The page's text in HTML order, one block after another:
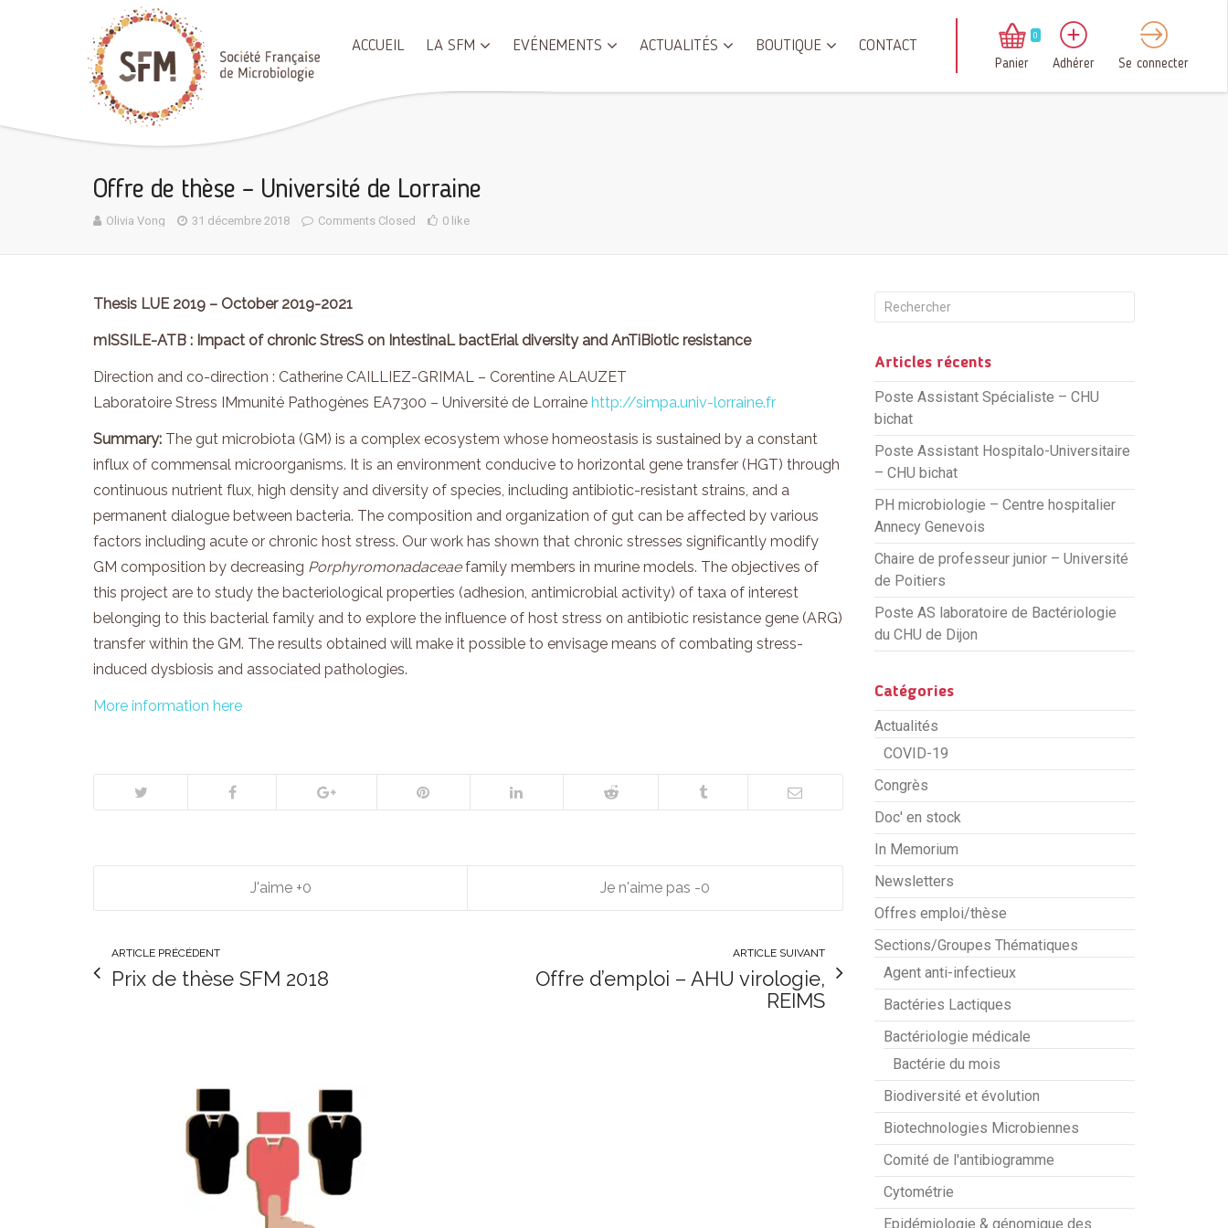
ACCUEIL LA SFM EVÉNEMENTS ACTUALITÉS BOUTIQUE CONTACT
0
Panier Adhérer Se connecter
Offre de thèse – Université de Lorraine
Olivia Vong 31 décembre 2018 Comments Closed 0 like
Thesis LUE 2019 – October 2019-2021
mISSILE-ATB : Impact of chronic StresS on IntestinaL bactErial diversity and AnTiBiotic resistance
Direction and co-direction : Catherine CAILLIEZ-GRIMAL – Corentine ALAUZET
Laboratoire Stress IMmunité Pathogènes EA7300 – Université de Lorraine http://simpa.univ-lorraine.fr
Summary: The gut microbiota (GM) is a complex ecosystem whose homeostasis is sustained by a constant
influx of commensal microorganisms. It is an environment conducive to horizontal gene transfer (HGT) through
continuous nutrient flux, high density and diversity of species, including antibiotic-resistant strains, and a
permanent dialogue between bacteria. The composition and organization of gut can be affected by various
factors including acute or chronic host stress. Our work has shown that chronic stresses significantly modify
GM composition by decreasing Porphyromonadaceaefamily members in murine models. The objectives of
this project are to study the bacteriological properties (adhesion, antimicrobial activity) of taxa of interest
belonging to this bacterial family and to explore the influence of host stress on antibiotic resistance gene (ARG)
transfer within the GM. The results obtained will make it possible to envisage means of combating stress-
induced dysbiosis and associated pathologies.
More information here
0 0
ARTICLE PRÉCÉDENT
Prix de thèse SFM 2018
ARTICLE SUIVANT
Offre d’emploi – AHU virologie,
REIMS
Articles récents
Poste Assistant Spécialiste – CHU
bichat
Poste Assistant Hospitalo-Universitaire
– CHU bichat
PH microbiologie – Centre hospitalier
Annecy Genevois
Chaire de professeur junior – Université
de Poitiers
Poste AS laboratoire de Bactériologie
du CHU de Dijon
Catégories
Actualités
COVID-19
Congrès
Doc' en stock
In Memorium
Newsletters
Offres emploi/thèse
Sections/Groupes Thématiques
Agent anti-infectieux
Bactéries Lactiques
Bactériologie médicale
Bactérie du mois
Biodiversité et évolution
Biotechnologies Microbiennes
Comité de l'antibiogramme
Cytométrie
Epidémiologie & génomique des